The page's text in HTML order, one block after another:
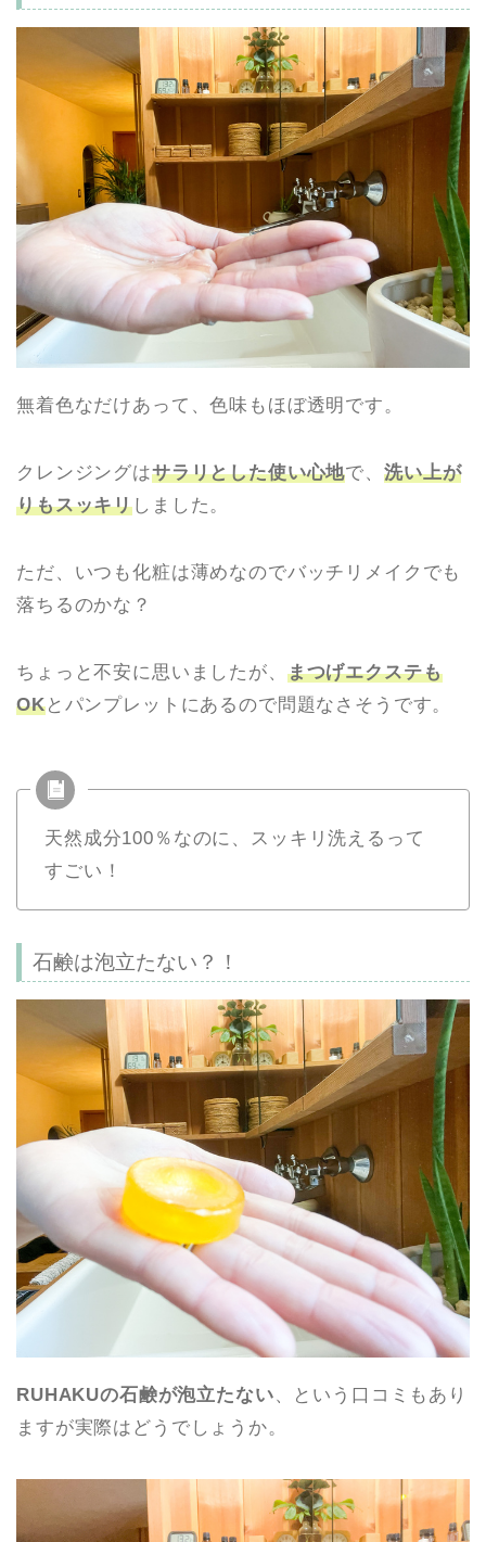
無着色なだけあって、色味もほぼ透明です。
クレンジングはサラリとした使い心地で、 洗い上が
りもスッキリしました。
ただ、いつも化粧は薄めなのでバッチリメイクでも
落ちるのかな？
ちょっと不安に思いましたが、 まつげエクステも
OKとパンプレットにあるので問題なさそうです。
天然成分100％なのに、スッキリ洗えるって
すごい！
石鹸は泡立たない？！
RUHAKUの石鹸が泡立たない、という口コミもあり
ますが実際はどうでしょうか。